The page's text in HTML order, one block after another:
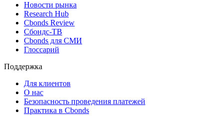
Новости рынка
Research Hub
Cbonds Review
Сбондс-ТВ
Cbonds для СМИ
Глоссарий
Поддержка
Для клиентов
О нас
Безопасность проведения платежей
Практика в Cbonds